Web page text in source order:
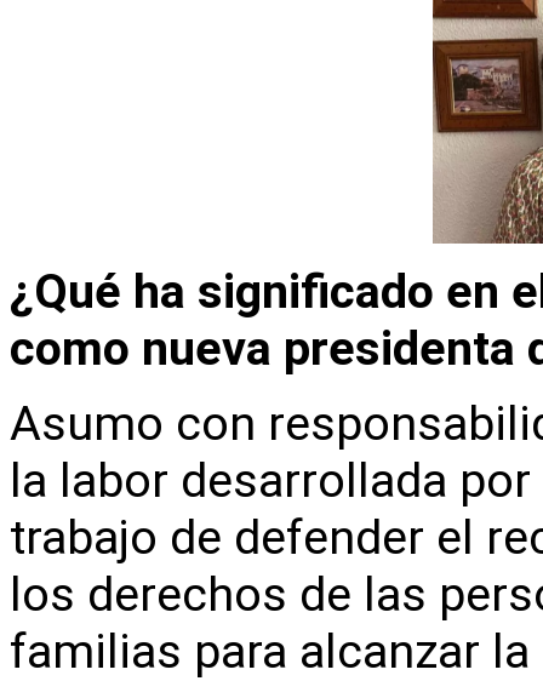
¿Qué ha significado en
como nueva presidenta
Asumo con
la labor desarrollada por
trabajo de defender el
los derechos de las
familias para alcanzar